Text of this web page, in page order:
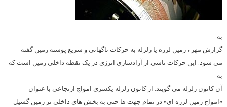
به
گزارش مهر ، زمین لرزه یا زلزله به حرکات ناگهانی و سریع پوسته زمین گفته
می شود. این حرکات ناشی از آزادسازی انرژی در یک نقطه داخلی زمین است که
به
آن کانون زلزله می گویند. از کانون زلزله یکسری امواج ارتجاعی با عنوان
«امواج زمین لرزه ای» در تمام جهت ها حتی به بخش های داخلی تر زمین گسیل